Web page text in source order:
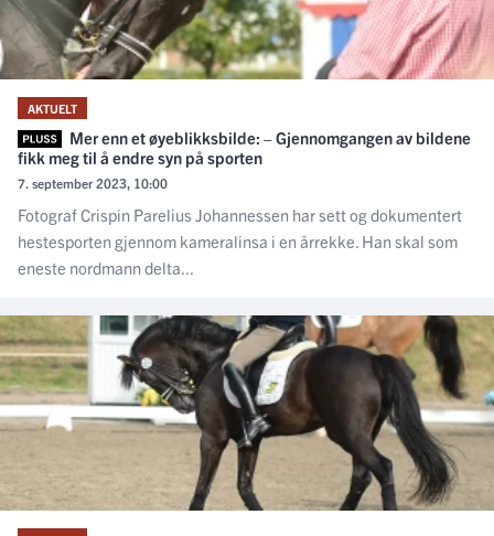
AKTUELT
Mer enn et øyeblikksbilde: – Gjennomgangen av bildene
fikk meg til å endre syn på sporten
7. september 2023, 10:00
Fotograf Crispin Parelius Johannessen har sett og dokumentert
hestesporten gjennom kameralinsa i en årrekke. Han skal som
eneste nordmann delta...